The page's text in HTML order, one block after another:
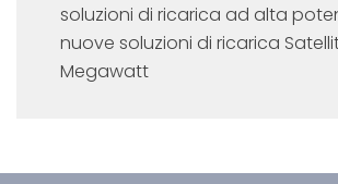
soluzioni di ricarica ad alta
nuove soluzioni di ricarica
Megawatt